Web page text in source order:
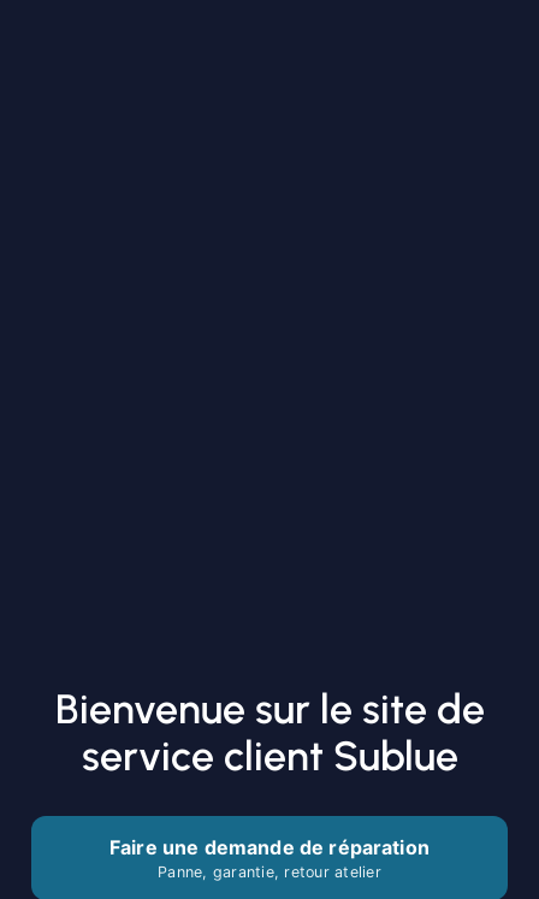
Bienvenue sur le site de
service client Sublue
Faire une demande de réparation
Panne, garantie, retour atelier